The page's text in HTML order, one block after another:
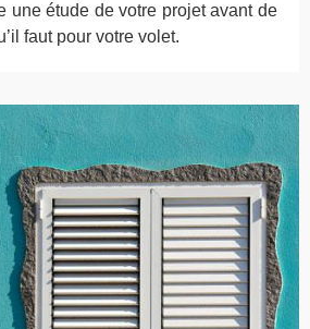
une étude de votre projet avant de
faut pour votre volet.